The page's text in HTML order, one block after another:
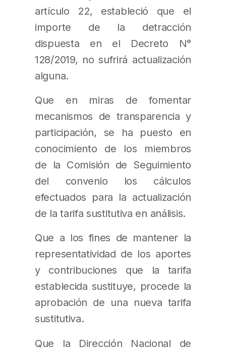
artículo 22, estableció que el
importe de la detracción
dispuesta en el Decreto N°
128/2019, no sufrirá actualización
alguna.
Que en miras de fomentar
mecanismos de transparencia y
participación, se ha puesto en
conocimiento de los miembros
de la Comisión de Seguimiento
del convenio los cálculos
efectuados para la actualización
de la tarifa sustitutiva en análisis.
Que a los fines de mantener la
representatividad de los aportes
y contribuciones que la tarifa
establecida sustituye, procede la
aprobación de una nueva tarifa
sustitutiva.
Que la Dirección Nacional de